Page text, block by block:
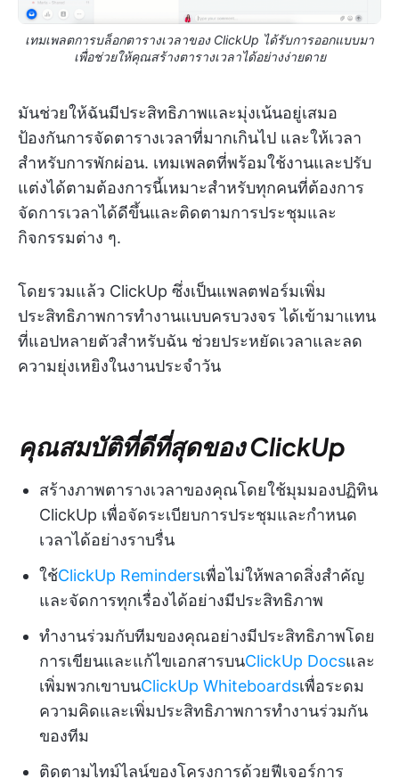
เทมเพลตการบล็อกตารางเวลาของ ClickUp ได้รับการออกแบบมา
เพื่อช่วยให้คุณสร้างตารางเวลาได้อย่างง่ายดาย
มันช่วยให้ฉันมีประสิทธิภาพและมุ่งเน้นอยู่เสมอ
ป้องกันการจัดตารางเวลาที่มากเกินไป และให้เวลา
สำหรับการพักผ่อน. เทมเพลตที่พร้อมใช้งานและปรับ
แต่งได้ตามต้องการนี้เหมาะสำหรับทุกคนที่ต้องการ
จัดการเวลาได้ดีขึ้นและติดตามการประชุมและ
กิจกรรมต่าง ๆ.
โดยรวมแล้ว ClickUp ซึ่งเป็นแพลตฟอร์มเพิ่ม
ประสิทธิภาพการทำงานแบบครบวงจร ได้เข้ามาแทน
ที่แอปหลายตัวสำหรับฉัน ช่วยประหยัดเวลาและลด
ความยุ่งเหยิงในงานประจำวัน
คุณสมบัติที่ดีที่สุดของ ClickUp
สร้างภาพตารางเวลาของคุณโดยใช้มุมมองปฏิทิน
ClickUp เพื่อจัดระเบียบการประชุมและกำหนด
เวลาได้อย่างราบรื่น
ใช้ClickUp Remindersเพื่อไม่ให้พลาดสิ่งสำคัญ
และจัดการทุกเรื่องได้อย่างมีประสิทธิภาพ
ทำงานร่วมกับทีมของคุณอย่างมีประสิทธิภาพโดย
การเขียนและแก้ไขเอกสารบนClickUp Docsและ
เพิ่มพวกเขาบนClickUp Whiteboardsเพื่อระดม
ความคิดและเพิ่มประสิทธิภาพการทำงานร่วมกัน
ของทีม
ติดตามไทม์ไลน์ของโครงการด้วยฟีเจอร์การ